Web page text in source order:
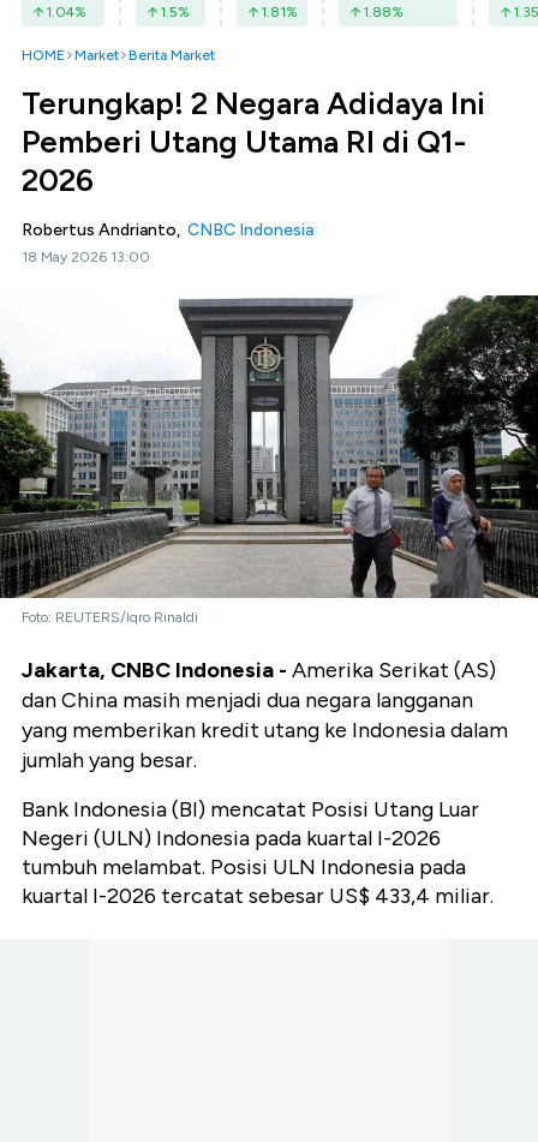
1.04% 1.5% 1.81% 1.88% 1.35
HOME Market Berita Market
Terungkap! 2 Negara Adidaya Ini
Pemberi Utang Utama RI di Q1-
2026
Robertus Andrianto, CNBC Indonesia
18 May 2026 13:00
Foto: REUTERS/Iqro Rinaldi
Jakarta, CNBC Indonesia - Amerika Serikat (AS)
dan China masih menjadi dua negara langganan
yang memberikan kredit utang ke Indonesia dalam
jumlah yang besar.
Bank Indonesia (BI) mencatat Posisi Utang Luar
Negeri (ULN) Indonesia pada kuartal I-2026
tumbuh melambat. Posisi ULN Indonesia pada
kuartal I-2026 tercatat sebesar US$ 433,4 miliar.